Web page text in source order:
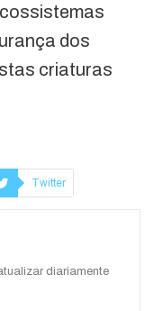
dos
criaturas
Twitter
diariamente